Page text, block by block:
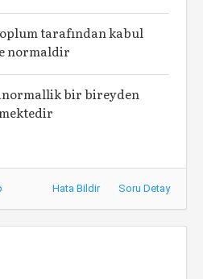
tarafından kabul
normaldir
bir bireyden
Hata Bildir Soru Detay